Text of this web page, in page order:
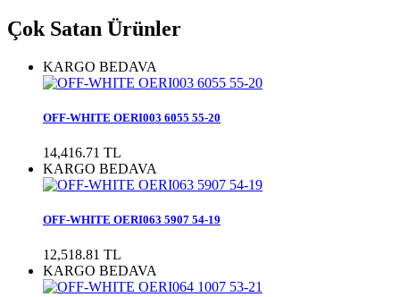
Çok Satan Ürünler
KARGO BEDAVA
OFF-WHITE OERI003 6055 55-20
14,416.71 TL
KARGO BEDAVA
OFF-WHITE OERI063 5907 54-19
12,518.81 TL
KARGO BEDAVA